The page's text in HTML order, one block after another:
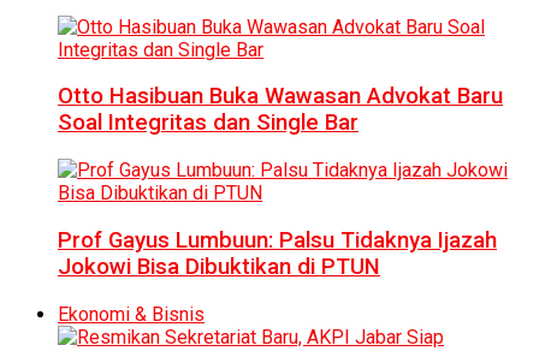
Otto Hasibuan Buka Wawasan Advokat Baru
Soal Integritas dan Single Bar
Prof Gayus Lumbuun: Palsu Tidaknya Ijazah
Jokowi Bisa Dibuktikan di PTUN
Ekonomi & Bisnis